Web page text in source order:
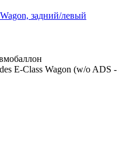
E-Class Wagon (w/o